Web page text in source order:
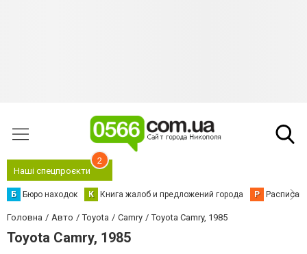
Наші спецпроєкти
2
Б Бюро находок К Книга жалоб и предложений города Р
Головна Авто Toyota Camry Toyota Camry, 1985
Toyota Camry, 1985